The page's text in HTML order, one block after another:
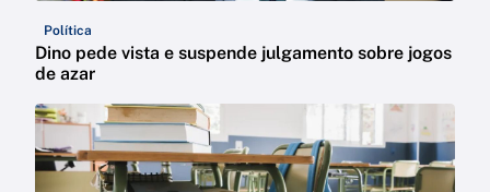
Política
Dino pede vista e suspende julgamento sobre jogos
de azar